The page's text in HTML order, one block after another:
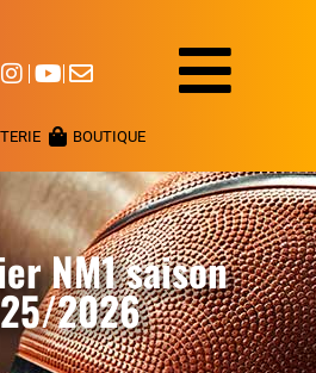
BOUTIQUE
NM1 saison
2026